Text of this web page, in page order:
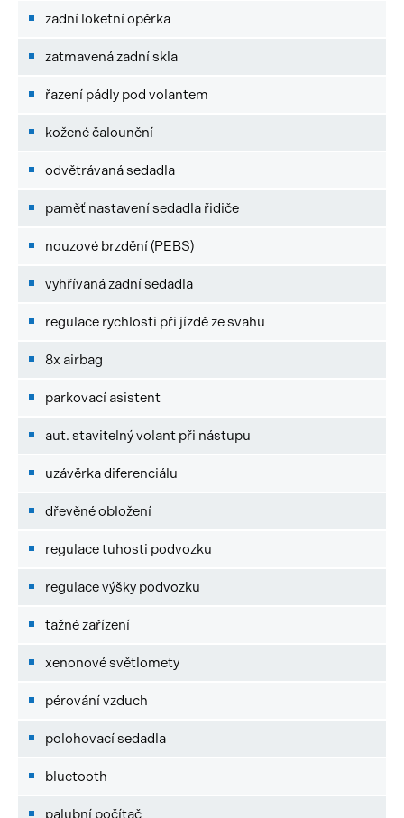
zadní loketní opěrka
zatmavená zadní skla
řazení pádly pod volantem
kožené čalounění
odvětrávaná sedadla
paměť nastavení sedadla řidiče
nouzové brzdění (PEBS)
vyhřívaná zadní sedadla
regulace rychlosti při jízdě ze svahu
8x airbag
parkovací asistent
aut. stavitelný volant při nástupu
uzávěrka diferenciálu
dřevěné obložení
regulace tuhosti podvozku
regulace výšky podvozku
tažné zařízení
xenonové světlomety
pérování vzduch
polohovací sedadla
bluetooth
palubní počítač